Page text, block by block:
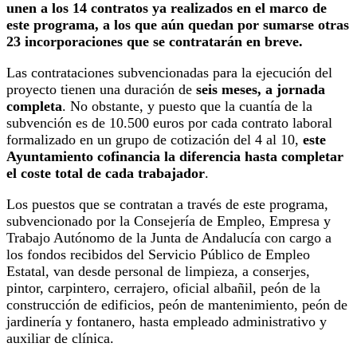
unen a los 14 contratos ya realizados en el marco de
este programa, a los que aún quedan por sumarse otras
23 incorporaciones que se contratarán en breve.
Las contrataciones subvencionadas para la ejecución del
proyecto tienen una duración de seis meses, a jornada
completa. No obstante, y puesto que la cuantía de la
subvención es de 10.500 euros por cada contrato laboral
formalizado en un grupo de cotización del 4 al 10, este
Ayuntamiento cofinancia la diferencia hasta completar
el coste total de cada trabajador.
Los puestos que se contratan a través de este programa,
subvencionado por la Consejería de Empleo, Empresa y
Trabajo Autónomo de la Junta de Andalucía con cargo a
los fondos recibidos del Servicio Público de Empleo
Estatal, van desde personal de limpieza, a conserjes,
pintor, carpintero, cerrajero, oficial albañil, peón de la
construcción de edificios, peón de mantenimiento, peón de
jardinería y fontanero, hasta empleado administrativo y
auxiliar de clínica.